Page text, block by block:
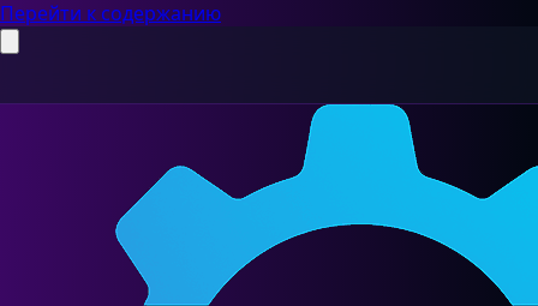
Перейти к содержанию